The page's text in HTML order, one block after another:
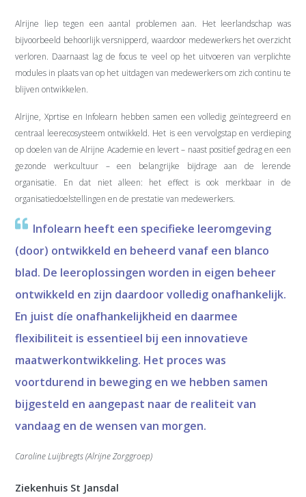
Alrijne liep tegen een aantal problemen aan. Het leerlandschap was
bijvoorbeeld behoorlijk versnipperd, waardoor medewerkers het overzicht
verloren. Daarnaast lag de focus te veel op het uitvoeren van verplichte
modules in plaats van op het uitdagen van medewerkers om zich continu te
blijven ontwikkelen.
Alrijne, Xprtise en Infolearn hebben samen een volledig geïntegreerd en
centraal leerecosysteem ontwikkeld. Het is een vervolgstap en verdieping
op doelen van de Alrijne Academie en levert – naast positief gedrag en een
gezonde werkcultuur – een belangrijke bijdrage aan de lerende
organisatie. En dat niet alleen: het effect is ook merkbaar in de
organisatiedoelstellingen en de prestatie van medewerkers.
Infolearn heeft een specifieke leeromgeving
(door) ontwikkeld en beheerd vanaf een blanco
blad. De leeroplossingen worden in eigen beheer
ontwikkeld en zijn daardoor volledig onafhankelijk.
En juist díe onafhankelijkheid en daarmee
flexibiliteit is essentieel bij een innovatieve
maatwerkontwikkeling. Het proces was
voortdurend in beweging en we hebben samen
bijgesteld en aangepast naar de realiteit van
vandaag en de wensen van morgen.
Caroline Luijbregts (Alrijne Zorggroep)
Ziekenhuis St Jansdal